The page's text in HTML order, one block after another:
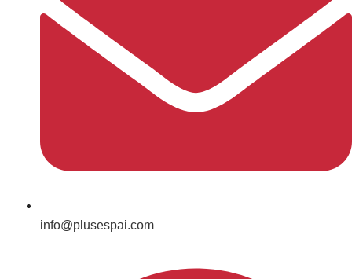
info@plusespai.com